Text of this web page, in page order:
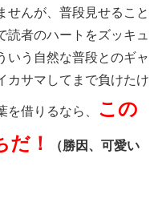
せんが、普段見せること
読者のハートをズッキュ
いう自然な普段とのギャ
カサマしてまで負けたけ
借りるなら、
この
だ！
（勝因、可愛い